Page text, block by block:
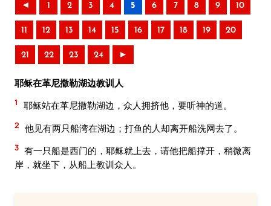
◄ 1 2 3 4 5 6 7 8 9 10
11 12 13 14 15 16 17 18 19 20
21 22 23 24 ►
耶稣在革尼撒勒湖边教训人
1 耶稣站在革尼撒勒湖边，众人拥挤他，要听神的道。
2 他见有两只船湾在湖边；打鱼的人却离开船洗网去了。
3 有一只船是西门的，耶稣就上去，请他把船撑开，稍微离
岸，就坐下，从船上教训众人。